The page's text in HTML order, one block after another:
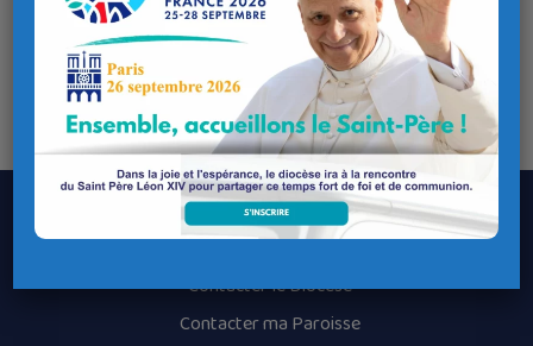
Bulletin d’inscription à télécharger
Affiche du rassemblement
Le Diocèse de Quimper et Léon
Contacter le Diocèse
Contacter ma Paroisse